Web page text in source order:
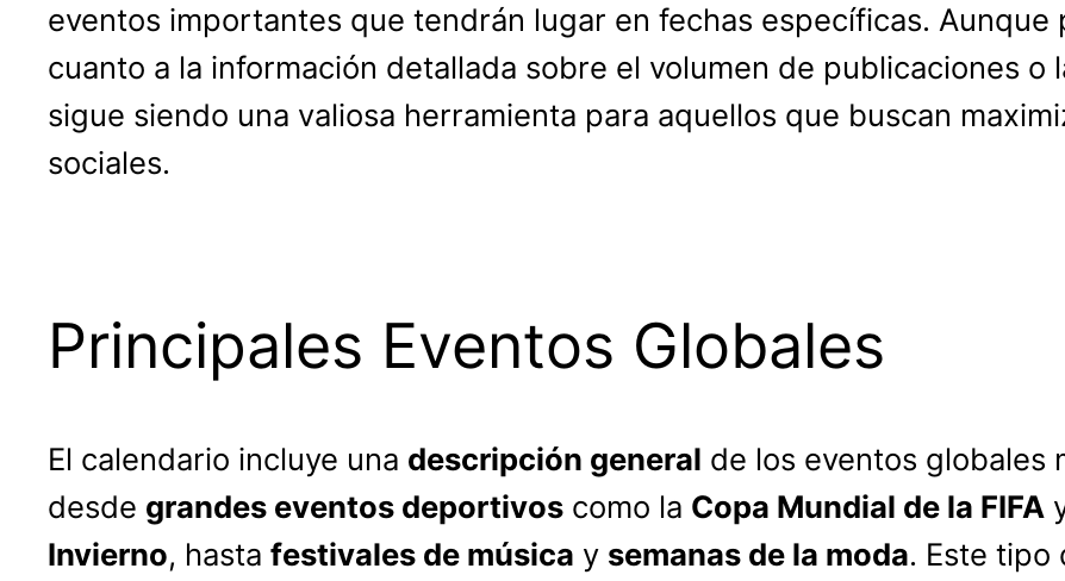
eventos importantes que tendrán lugar en fechas específicas. Aunque
cuanto a la información detallada sobre el volumen de publicaciones o
sigue siendo una valiosa herramienta para aquellos que buscan
sociales.
Principales Eventos Globales
El calendario incluye una descripción general de los eventos globales
desde grandes eventos deportivos como la Copa Mundial de la FIFA
Invierno, hasta festivales de música y semanas de la moda. Este tipo